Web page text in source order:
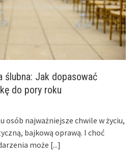
ślubna: Jak dopasować
do pory roku
osób najważniejsze chwile w życiu,
bajkową oprawą. I choć
może [...]